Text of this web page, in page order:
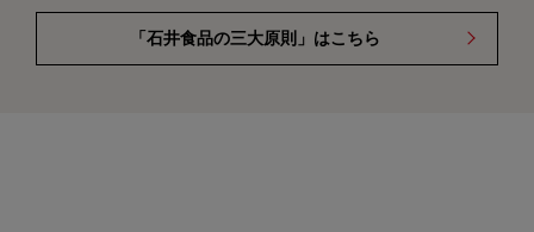
「石井食品の三大原則」はこちら